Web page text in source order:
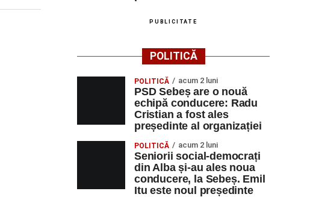
PUBLICITATE
POLITICĂ
POLITICĂ acum 2 luni
PSD Sebeș are o nouă
echipă conducere: Radu
Cristian a fost ales
președinte al organizației
POLITICĂ acum 2 luni
Seniorii social-democrați
din Alba și-au ales noua
conducere, la Sebeș. Emil
Itu este noul președinte